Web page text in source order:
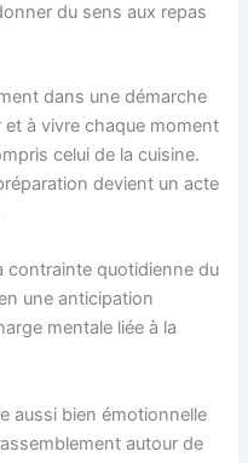
du sens aux repas
dans une démarche
à vivre chaque moment
celui de la cuisine.
devient un acte
contrainte quotidienne du
une anticipation
mentale liée à la
aussi bien émotionnelle
autour de